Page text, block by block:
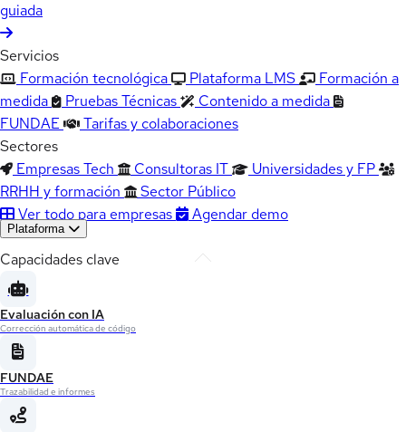
guiada
Servicios
Formación tecnológica
Plataforma LMS
Formación a
medida
Pruebas Técnicas
Contenido a medida
FUNDAE
Tarifas y colaboraciones
Sectores
Empresas Tech
Consultoras IT
Universidades y FP
RRHH y formación
Sector Público
Ver todo para empresas
Agendar demo
Plataforma
Capacidades clave
Evaluación con IA
Corrección automática de código
FUNDAE
Trazabilidad e informes